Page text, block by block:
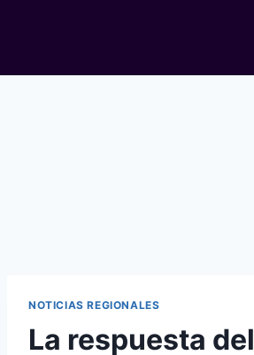
NOTICIAS REGIONALES
La respuesta del